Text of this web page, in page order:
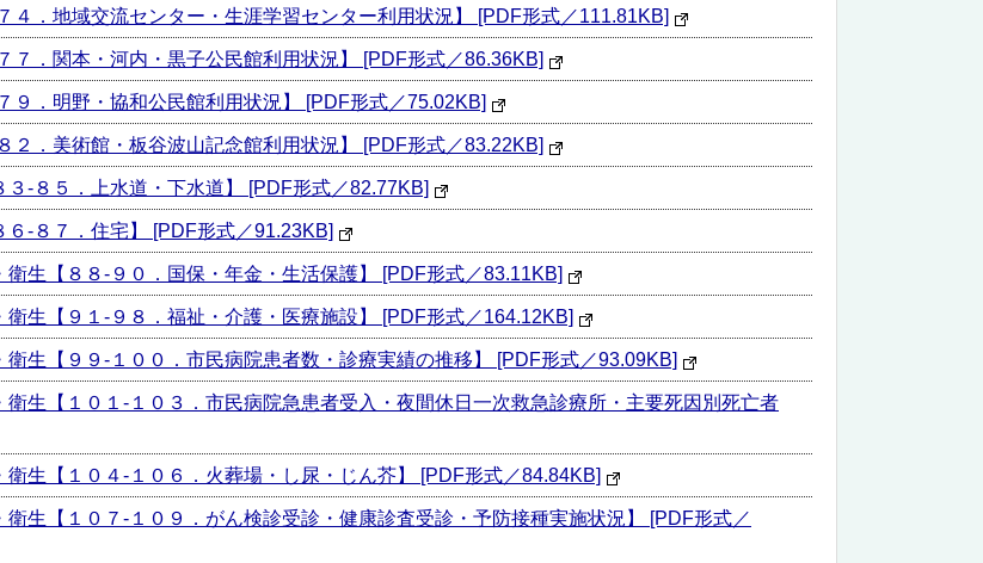
．地域交流センター・生涯学習センター利用状況】 [PDF形式／111.81KB]
．関本・河内・黒子公民館利用状況】 [PDF形式／86.36KB]
．明野・協和公民館利用状況】 [PDF形式／75.02KB]
．美術館・板谷波山記念館利用状況】 [PDF形式／83.22KB]
-８５．上水道・下水道】 [PDF形式／82.77KB]
-８７．住宅】 [PDF形式／91.23KB]
生【８８-９０．国保・年金・生活保護】 [PDF形式／83.11KB]
生【９１-９８．福祉・介護・医療施設】 [PDF形式／164.12KB]
生【９９-１００．市民病院患者数・診療実績の推移】 [PDF形式／93.09KB]
生【１０１-１０３．市民病院急患者受入・夜間休日一次救急診療所・主要死因別死亡者
生【１０４-１０６．火葬場・し尿・じん芥】 [PDF形式／84.84KB]
生【１０７-１０９．がん検診受診・健康診査受診・予防接種実施状況】 [PDF形式／